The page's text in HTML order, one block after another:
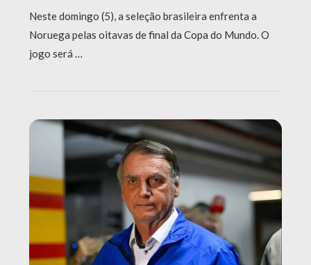
Neste domingo (5), a seleção brasileira enfrenta a
Noruega pelas oitavas de final da Copa do Mundo. O
jogo será …